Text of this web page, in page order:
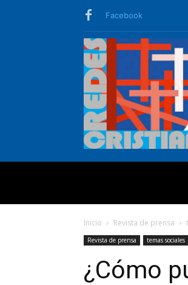
Facebook
Inicio Revista de prensa
Revista de prensa temas sociales
¿Cómo